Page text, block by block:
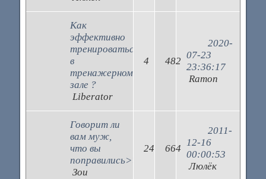
Как
эффективно
тренироваться
в
тренажерном
зале ?
Liberator
4 482
2020-
07-23
23:36:17
Ramon
Говорит ли
вам муж,
что вы
поправились>>
Зои
24 664
2011-
12-16
00:00:53
Люлёк